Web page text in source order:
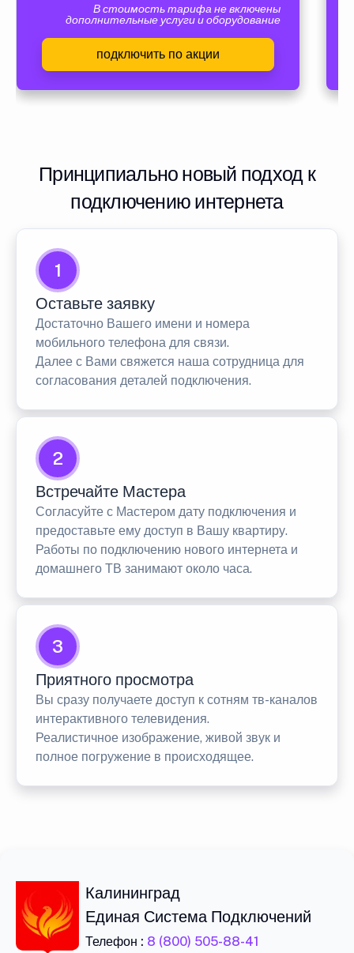
В стоимость тарифа не включены
дополнительные услуги и оборудование
подключить по акции
Принципиально новый подход к
подключению интернета
1
Оставьте заявку
Достаточно Вашего имени и номера
мобильного телефона для связи.
Далее с Вами свяжется наша сотрудница для
согласования деталей подключения.
2
Встречайте Мастера
Согласуйте с Мастером дату подключения и
предоставьте ему доступ в Вашу квартиру.
Работы по подключению нового интернета и
домашнего ТВ занимают около часа.
3
Приятного просмотра
Вы сразу получаете доступ к сотням тв-каналов
интерактивного телевидения.
Реалистичное изображение, живой звук и
полное погружение в происходящее.
Калининград
Единая Система Подключений
Телефон : 8 (800) 505-88-41